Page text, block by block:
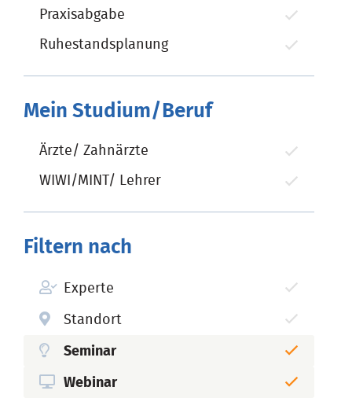
Praxisabgabe
Ruhestandsplanung
Mein Studium/Beruf
Ärzte/ Zahnärzte
WIWI/MINT/ Lehrer
Filtern nach
Experte
Standort
Seminar
Webinar